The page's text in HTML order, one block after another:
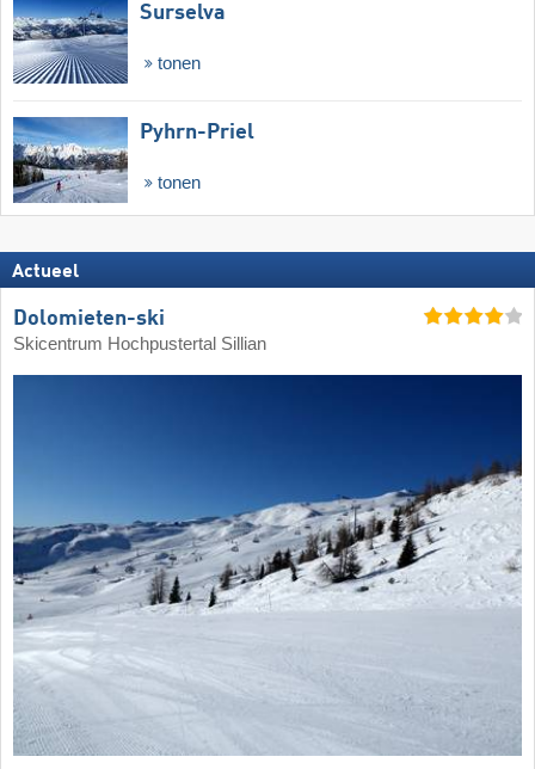
Surselva
tonen
Pyhrn-Priel
tonen
Actueel
Dolomieten-ski
Skicentrum Hochpustertal Sillian